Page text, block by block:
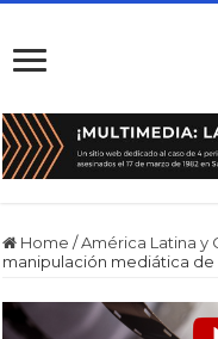
Home /América Latina y
manipulación mediática